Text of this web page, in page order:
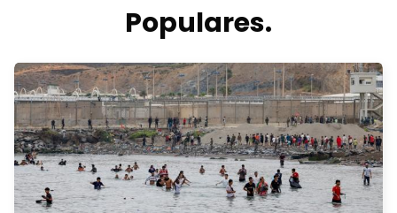
Populares.